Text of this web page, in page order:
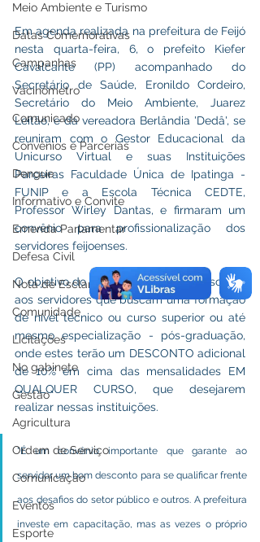
Meio Ambiente e Turismo
Datas Comemorativas
Campanhas
Vacinômetro
Comunicado
Convênios e Parcerias
Dengue
Informativo e Convite
Emenda Parlamentar
Defesa Civil
Nota de Esclarecimento
Comunidade
Licitações
No gabinete
Gestão
Agricultura
Ordem de Serviço
Comunicação
Eventos
Esporte
Em agenda realizada na prefeitura de Feijó
nesta quarta-feira, 6, o prefeito Kiefer
Cavalcante (PP) acompanhado do
Secretário de Saúde, Eronildo Cordeiro,
Secretário do Meio Ambiente, Juarez
Leitão, e da vereadora Berlândia 'Dedâ', se
reuniram com o Gestor Educacional da
Unicurso Virtual e suas Instituições
Parceiras Faculdade Única de Ipatinga -
FUNIP e a Escola Técnica CEDTE,
Professor Wirley Dantas, e firmaram um
convênio para profissionalização dos
servidores feijoenses.
O objetivo do convênio é garantir desconto
aos servidores que buscam uma formação
de nível técnico ou curso superior ou até
mesmo especialização - pós-graduação,
onde estes terão um DESCONTO adicional
de 10% em cima das mensalidades EM
QUALQUER CURSO, que desejarem
realizar nessas instituições.
"É um convênio importante que garante ao
servidor um bom desconto para se qualificar frente
aos desafios do setor público e outros. A prefeitura
investe em capacitação, mas as vezes o próprio